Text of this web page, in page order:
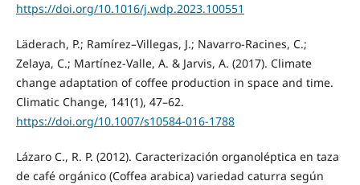
https://doi.org/10.1016/j.wdp.2023.100551
Läderach, P.; Ramírez–Villegas, J.; Navarro-Racines, C.;
Zelaya, C.; Martínez-Valle, A. & Jarvis, A. (2017). Climate
change adaptation of coffee production in space and time.
Climatic Change, 141(1), 47–62.
https://doi.org/10.1007/s10584-016-1788
Lázaro C., R. P. (2012). Caracterización organoléptica en taza
de café orgánico (Coffea arabica) variedad caturra según